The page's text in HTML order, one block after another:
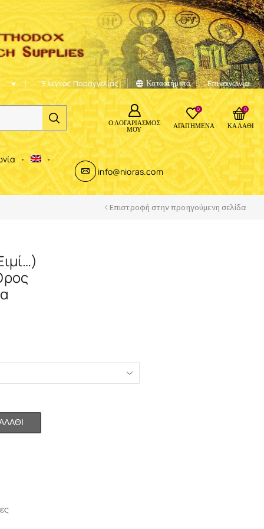
Έλεγχος Παραγγελίας Καταστήματα Επικοινωνία
Ο ΛΟΓΑΡΙΑΣΜΌΣ
ΜΟΥ
0
ΑΓΑΠΗΜΈΝΑ
0
ΚΑΛΆΘΙ
info@nioras.com
Επιστροφή στην προηγούμενη σελίδα